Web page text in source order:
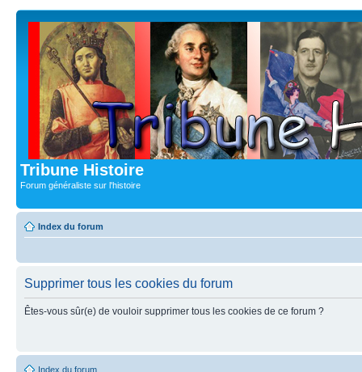
Tribune Histoire
Forum généraliste sur l'histoire
Index du forum
Supprimer tous les cookies du forum
Êtes-vous sûr(e) de vouloir supprimer tous les cookies de ce forum ?
Index du forum